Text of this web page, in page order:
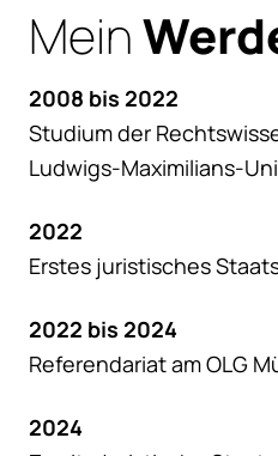
Mein
2008 bis 2022
Studium der
Ludwigs-Maximilians-
2022
Erstes juristisches
2022 bis 2024
Referendariat am OLG
2024